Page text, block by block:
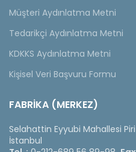
Müşteri Aydınlatma Metni
Tedarikçi Aydınlatma Metni
KDKKS Aydınlatma Metni
Kişisel Veri Başvuru Formu
FABRİKA (MERKEZ)
Selahattin Eyyubi Mahallesi
İstanbul